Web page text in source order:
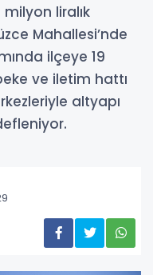
liralık
Mahallesi’nde
ilçeye 19
ve iletim hattı
altyapı